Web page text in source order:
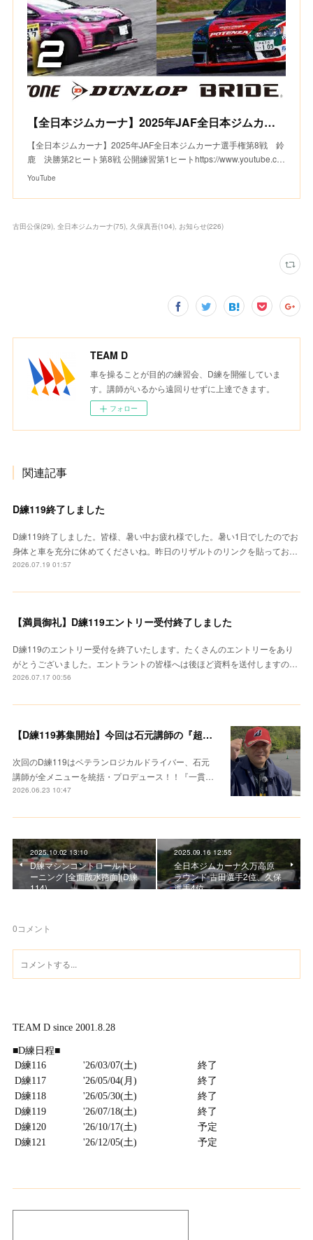
【全日本ジムカーナ】2025年JAF全日本ジムカーナ選手権第8戦 鈴鹿 決勝第2ヒート
【全日本ジムカーナ】2025年JAF全日本ジムカーナ選手権第8戦 鈴
鹿 決勝第2ヒート第8戦 公開練習第1ヒートhttps://www.youtube.c…
YouTube
古田公保(29) 全日本ジムカーナ(75) 久保真吾(104) お知らせ(226)
TEAM D
車を操ることが目的の練習会、D練を開催していま
す。講師がいるから遠回りせずに上達できます。
フォロー
関連記事
D練119終了しました
D練119終了しました。皆様、暑い中お疲れ様でした。暑い1日でしたのでお
身体と車を充分に休めてくださいね。昨日のリザルトのリンクを貼ってお…
2026.07.19 01:57
【満員御礼】D練119エントリー受付終了しました
D練119のエントリー受付を終了いたします。たくさんのエントリーをあり
がとうございました。エントラントの皆様へは後ほど資料を送付しますの…
2026.07.17 00:56
【D練119募集開始】今回は石元講師の『超集中レクチャー』
次回のD練119はベテランロジカルドライバー、石元
講師が全メニューを統括・プロデュース！！『一貫…
2026.06.23 10:47
2025.10.02 13:10
D練マシンコントロールトレ
ーニング [全面散水路面](D練
114)
2025.09.16 12:55
全日本ジムカーナ久万高原
ラウンド 古田選手2位、久保
選手4位
0コメント